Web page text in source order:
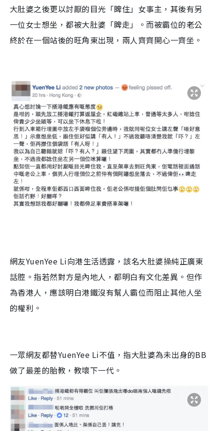
大肚婆之後更以討厭的目光「睥住」女事主，其後有另
一位女士想坐，都被大肚婆「睥走」。而被霸位的老公
終於在一個站後的旺角東出現，兩人齊齊開心一齊坐。
網友YuenYee Li向港生活透露，該名大肚婆操純正廣東
話腔。指若然對方是內地人，都明白有文化差異。但作
為香港人，應該明白港鐵沒有幫人霸位而阻止其他人坐
的權利。
一眾網友都替YuenYee Li不值，指大肚婆為未出身的BB
做了最差的胎教，教壞下一代。